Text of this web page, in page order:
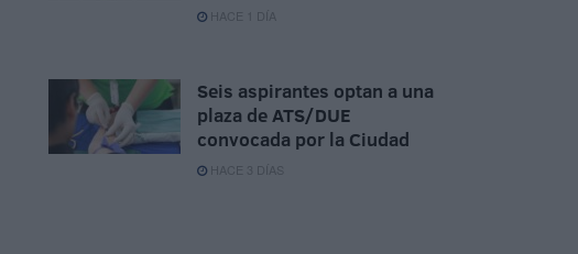
HACE 1 DÍA
Seis aspirantes optan a una
plaza de ATS/DUE
convocada por la Ciudad
HACE 3 DÍAS